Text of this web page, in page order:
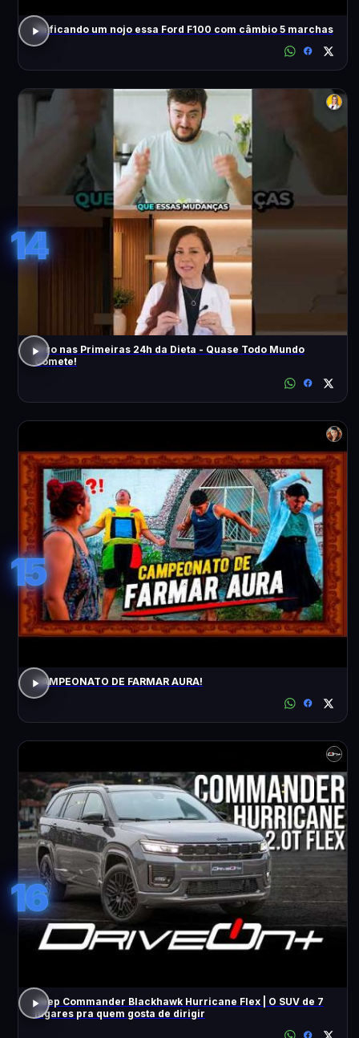
Tá ficando um nojo essa Ford F100 com câmbio 5 marchas
14
Erro nas Primeiras 24h da Dieta - Quase Todo Mundo
Comete!
15
CAMPEONATO DE FARMAR AURA!
16
Jeep Commander Blackhawk Hurricane Flex | O SUV de 7
lugares pra quem gosta de dirigir